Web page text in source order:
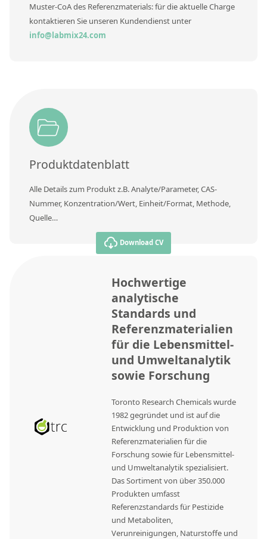
Muster-CoA des Referenzmaterials: für die aktuelle Charge
kontaktieren Sie unseren Kundendienst unter
info@labmix24.com
Produktdatenblatt
Alle Details zum Produkt z.B. Analyte/Parameter, CAS-
Nummer, Konzentration/Wert, Einheit/Format, Methode,
Quelle…
Download CV
Hochwertige
analytische
Standards und
Referenzmaterialien
für die Lebensmittel-
und Umweltanalytik
sowie Forschung
Toronto Research Chemicals wurde
1982 gegründet und ist auf die
Entwicklung und Produktion von
Referenzmaterialien für die
Forschung sowie für Lebensmittel-
und Umweltanalytik spezialisiert.
Das Sortiment von über 350.000
Produkten umfasst
Referenzstandards für Pestizide
und Metaboliten,
Verunreinigungen, Naturstoffe und